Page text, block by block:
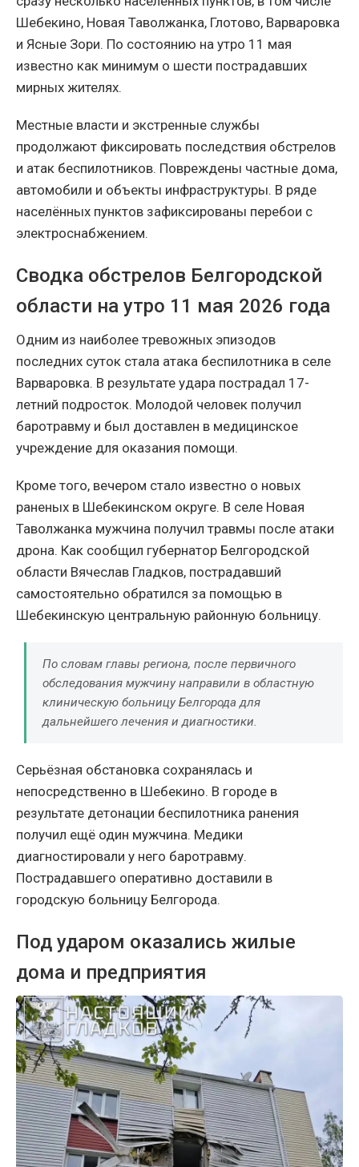
Шебекино, Новая Таволжанка, Глотово, Варваровка
и Ясные Зори. По состоянию на утро 11 мая
известно как минимум о шести пострадавших
мирных жителях.
Местные власти и экстренные службы
продолжают фиксировать последствия обстрелов
и атак беспилотников. Повреждены частные дома,
автомобили и объекты инфраструктуры. В ряде
населённых пунктов зафиксированы перебои с
электроснабжением.
Сводка обстрелов Белгородской
области на утро 11 мая 2026 года
Одним из наиболее тревожных эпизодов
последних суток стала атака беспилотника в селе
Варваровка. В результате удара пострадал 17-
летний подросток. Молодой человек получил
баротравму и был доставлен в медицинское
учреждение для оказания помощи.
Кроме того, вечером стало известно о новых
раненых в Шебекинском округе. В селе Новая
Таволжанка мужчина получил травмы после атаки
дрона. Как сообщил губернатор Белгородской
области Вячеслав Гладков, пострадавший
самостоятельно обратился за помощью в
Шебекинскую центральную районную больницу.
По словам главы региона, после первичного
обследования мужчину направили в областную
клиническую больницу Белгорода для
дальнейшего лечения и диагностики.
Серьёзная обстановка сохранялась и
непосредственно в Шебекино. В городе в
результате детонации беспилотника ранения
получил ещё один мужчина. Медики
диагностировали у него баротравму.
Пострадавшего оперативно доставили в
городскую больницу Белгорода.
Под ударом оказались жилые
дома и предприятия